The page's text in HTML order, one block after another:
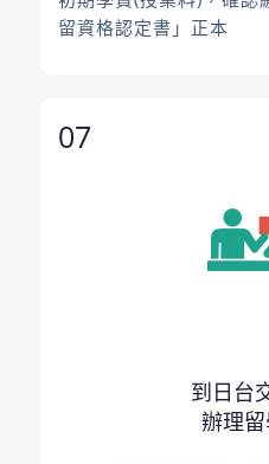
留資格認定書」正本
07
到日台
辦理